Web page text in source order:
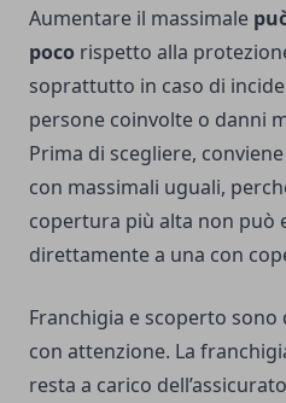
Aumentare il massimale
poco rispetto alla
soprattutto in caso di
persone coinvolte o danni
Prima di scegliere,
con massimali uguali,
copertura più alta non può
direttamente a una con
Franchigia e scoperto
con attenzione. La
resta a carico